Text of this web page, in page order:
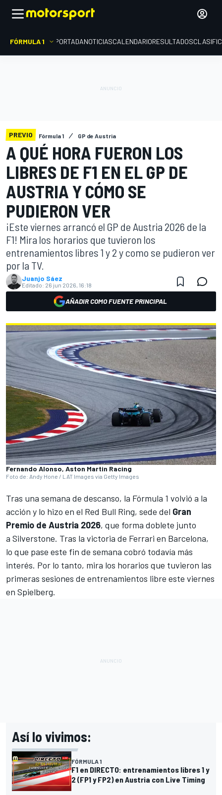
FÓRMULA 1 PORTADANOTICIASCALENDARIORESULTADOS
PREVIO Fórmula 1 GP de Austria
A QUÉ HORA FUERON LOS
LIBRES DE F1 EN EL GP DE
AUSTRIA Y CÓMO SE
PUDIERON VER
¡Este viernes arrancó el GP de Austria 2026 de la
F1! Mira los horarios que tuvieron los
entrenamientos libres 1 y 2 y como se pudieron ver
por la TV.
Juanjo Sáez
Editado: 26 jun 2026, 16:18
AÑADIR COMO FUENTE PRINCIPAL
Fernando Alonso, Aston Martin Racing
Foto de: Andy Hone / LAT Images via Getty Images
Tras una semana de descanso, la Fórmula 1 volvió a la
acción y lo hizo en el Red Bull Ring, sede del Gran
Premio de Austria 2026, que forma doblete junto
a Silverstone. Tras la victoria de Ferrari en Barcelona,
lo que pase este fin de semana cobró todavía más
interés. Por lo tanto, mira los horarios que tuvieron las
primeras sesiones de entrenamientos libre este viernes
en Spielberg.
Así lo vivimos:
FÓRMULA 1
F1 en DIRECTO: entrenamientos libres 1 y
2 (FP1 y FP2) en Austria con Live Timing